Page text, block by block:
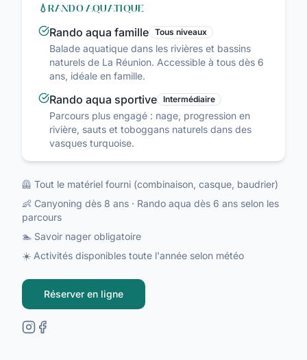
💧RANDO AQUATIQUE
Rando aqua famille Tous niveaux
Balade aquatique dans les rivières et bassins
naturels de La Réunion. Accessible à tous dès 6
ans, idéale en famille.
Rando aqua sportive Intermédiaire
Parcours plus engagé : nage, progression en
rivière, sauts et toboggans naturels dans des
vasques turquoise.
🦺 Tout le matériel fourni (combinaison, casque, baudrier)
👶 Canyoning dès 8 ans · Rando aqua dès 6 ans selon les
parcours
🏊 Savoir nager obligatoire
☀️ Activités disponibles toute l'année selon météo
Réserver en ligne